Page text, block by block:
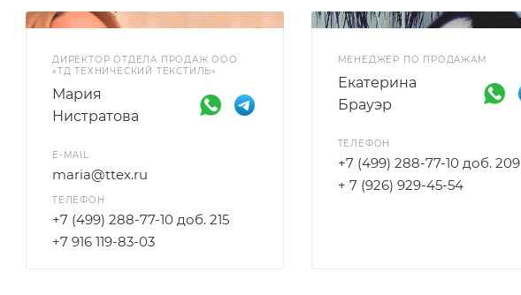
ДИРЕКТОР ОТДЕЛА ПРОДАЖ ООО
«ТД ТЕХНИЧЕСКИЙ ТЕКСТИЛЬ»
Мария
Нистратова
E-MAIL
maria@ttex.ru
ТЕЛЕФОН
+7 (499) 288-77-10 доб. 215
+7 916 119-83-03
МЕНЕДЖЕР ПО ПРОДАЖАМ
Екатерина
Брауэр
ТЕЛЕФОН
+7 (499) 288-77-10 доб. 209
+ 7 (926) 929-45-54